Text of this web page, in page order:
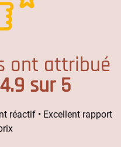
ont attribué
4.9 sur 5
réactif • Excellent rapport